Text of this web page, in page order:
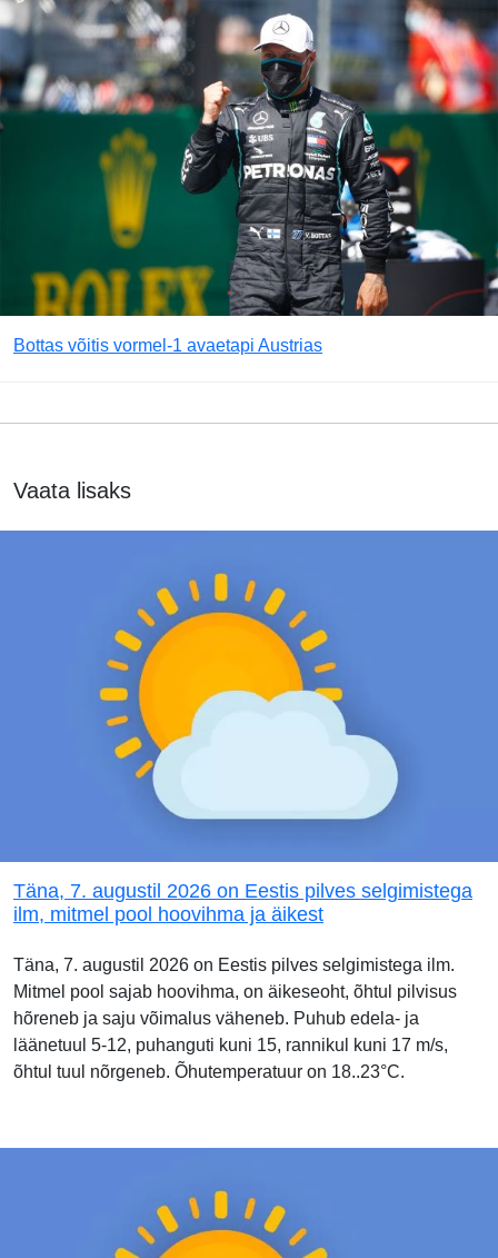
Bottas võitis vormel-1 avaetapi Austrias
Vaata lisaks
Täna, 7. augustil 2026 on Eestis pilves selgimistega
ilm, mitmel pool hoovihma ja äikest
Täna, 7. augustil 2026 on Eestis pilves selgimistega ilm.
Mitmel pool sajab hoovihma, on äikeseoht, õhtul pilvisus
hõreneb ja saju võimalus väheneb. Puhub edela- ja
läänetuul 5-12, puhanguti kuni 15, rannikul kuni 17 m/s,
õhtul tuul nõrgeneb. Õhutemperatuur on 18..23°C.